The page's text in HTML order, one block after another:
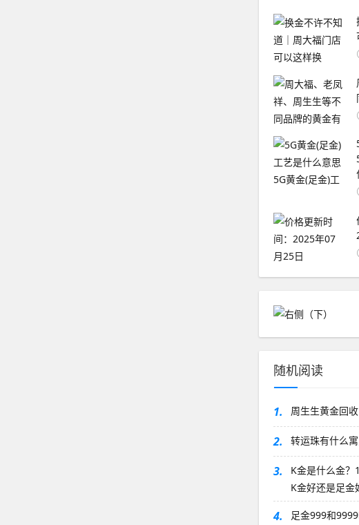
随机阅读
1. 周生生黄金回
2. 转运珠有什么
3.
K金是什么金
K金好还是足金
4.
足金999和